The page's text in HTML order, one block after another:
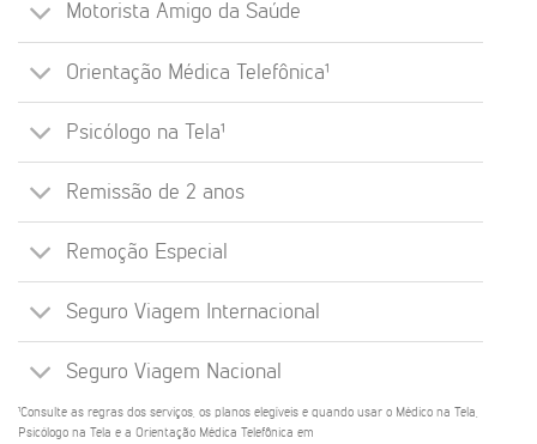
Motorista Amigo da Saúde
Orientação Médica Telefônica¹
Psicólogo na Tela¹
Remissão de 2 anos
Remoção Especial
Seguro Viagem Internacional
Seguro Viagem Nacional
¹Consulte as regras dos serviços, os planos elegíveis e quando usar o Médico na Tela,
Psicólogo na Tela e a Orientação Médica Telefônica em